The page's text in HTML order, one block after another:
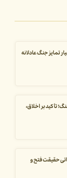
تمایز جنگ عادلانه
تأکید بر اخلاق،
حقیقت فتح و